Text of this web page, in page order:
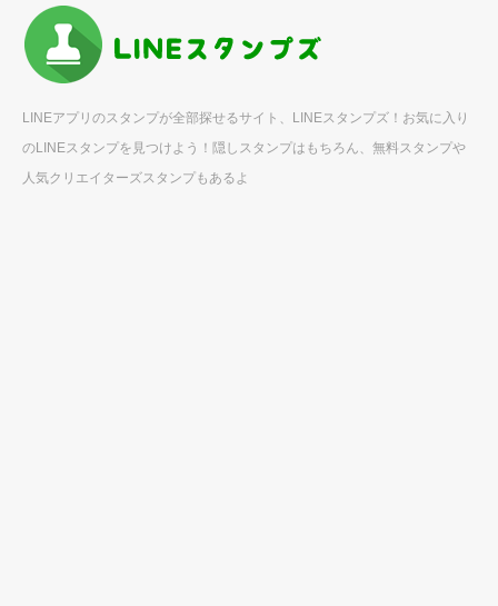
LINEアプリのスタンプが全部探せるサイト、LINEスタンプズ！お気に入り
のLINEスタンプを見つけよう！隠しスタンプはもちろん、無料スタンプや
人気クリエイターズスタンプもあるよ